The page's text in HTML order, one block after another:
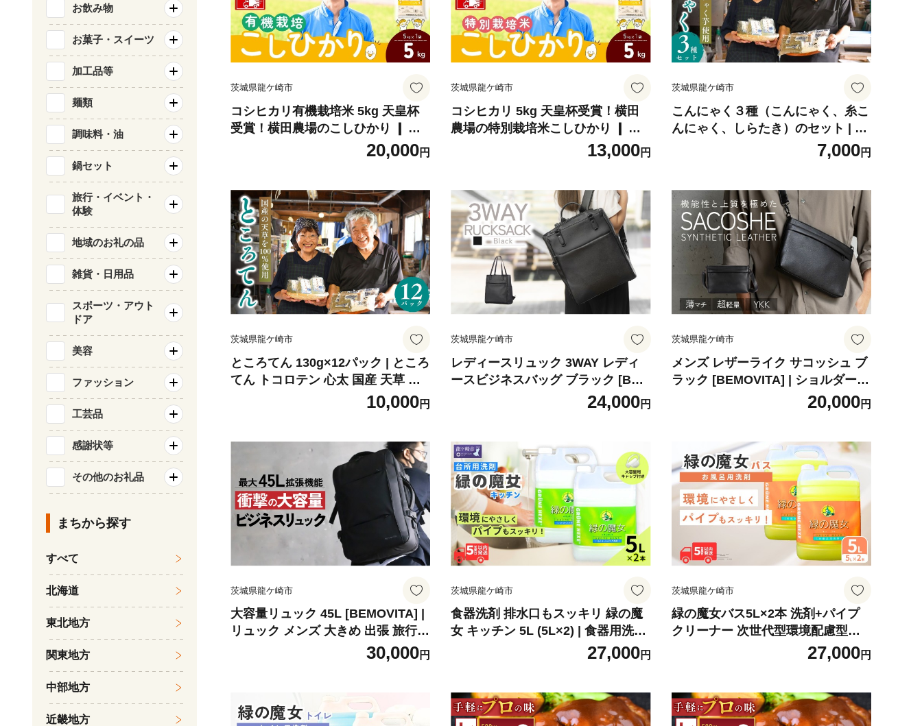
ふっくら 艶やか 茨城県 龍ケ崎市
茨城県龍ケ崎市
コシヒカリ有機栽培米 5kg 天皇杯
受賞！横田農場のこしひかり ❙ こ
しひかり コシヒカリ 厳選米 お米 米
こめ 白米 精米 有機栽培米 冷めても
り 天皇杯 受賞 ブランド米 有機 厳
選米 人気 農家直送 産地直送 精米
国産 おすすめ 甘みが強い ふっくら
艶やか 茨城県 龍ケ崎市
20,000円
茨城県龍ケ崎市
コシヒカリ 5kg 天皇杯受賞！横田
農場の特別栽培米こしひかり ❙ こ
しひかり コシヒカリ 厳選米 お米 米
こめ 白米 精米 特別栽培米 冷めても
り 天皇杯 受賞 ブランド米 農薬を抑
えた 特別栽培 特別栽培認証 厳選米
人気 農家直送 産地直送 精米 国産
おすすめ 甘みが強い ふっくら 艶や
か 茨城県 龍ケ崎市
13,000円
茨城県龍ケ崎市
こんにゃく３種（こんにゃく、糸こ
んにゃく、しらたき）のセット | こ
んにゃく 蒟蒻 しらたき 糸こんにゃ
く 白滝 料理 副菜 惣菜 名古屋食品
7,000円
茨城県龍ケ崎市
ところてん 130g×12パック | ところ
てん トコロテン 心太 国産 天草 低
カロリー 夏 さっぱり 食物繊維 惣菜
10,000円
茨城県龍ケ崎市
レディースリュック 3WAY レディ
ースビジネスバッグ ブラック [BEM
ハンド リュック ビジネス カバン A
ンチ 多機能 バッグ レザーライク 肩
掛け 自立 通勤 仕事 仕事用 旅行 出
張 レディース 大容量 お出かけ 通学
24,000円
茨城県龍ケ崎市
メンズ レザーライク サコッシュ ブ
ラック [BEMOVITA] | ショルダーバ
ッグ 軽量 斜めがけ ボディバッグ コ
ンパクト 合成皮革 撥水 ミニバッグ
バッグ 旅行 サブバッグ
20,000円
茨城県龍ケ崎市
大容量リュック 45L [BEMOVITA] |
リュック メンズ 大きめ 出張 旅行 2
泊3日 3way A4 17インチ 防水 撥水
大容量 45L ノートPC リュックサッ
収納 人気 カバン フェス キャンプ
ビジネス リュック 通勤 通学
30,000円
茨城県龍ケ崎市
食器洗剤 排水口もスッキリ 緑の魔
女 キッチン 5L (5L×2) | 食器用洗剤
台所食器洗剤 食器 洗剤 食器用 台所
用洗剤 台所洗剤 液体洗剤 食器用液
イプ パイプクリーナー 排水口 環境
配慮 植物由来 天然素材 ヤシ油 エコ
27,000円
茨城県龍ケ崎市
緑の魔女バス5L×2本 洗剤+パイプ
クリーナー 次世代型環境配慮型洗
剤 | 洗剤 液体 環境配慮 バス用 浴槽
湯あか 大容量 1万件以上の口コミ
中性タイプ 日常品 お風呂洗剤 バス
用洗剤 大容量 業務用 口コミ人気 人
27,000円
お飲み物
お菓子・スイーツ
加工品等
麺類
調味料・油
鍋セット
旅行・イベント・
体験
地域のお礼の品
雑貨・日用品
スポーツ・アウト
ドア
美容
ファッション
工芸品
感謝状等
その他のお礼品
まちから探す
すべて
北海道
東北地方
関東地方
中部地方
近畿地方